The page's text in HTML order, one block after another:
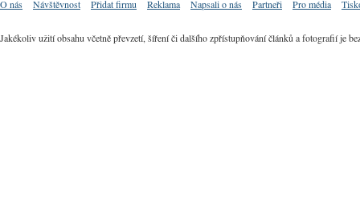
O nás Návštěvnost Přidat firmu Reklama Napsali o nás Partneři Pro média
Jakékoliv užití obsahu včetně převzetí, šíření či dalšího zpřístupňování článků a fotografií je